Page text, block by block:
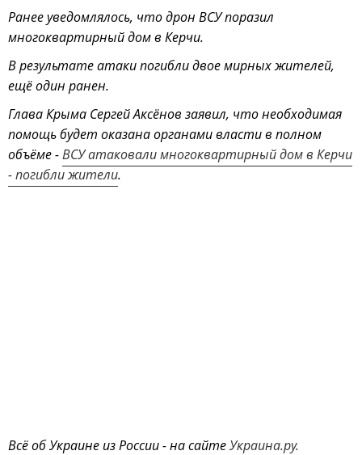
Ранее уведомлялось, что дрон ВСУ поразил
многоквартирный дом в Керчи.
В результате атаки погибли двое мирных жителей,
ещё один ранен.
Глава Крыма Сергей Аксёнов заявил, что необходимая
помощь будет оказана органами власти в полном
объёме -ВСУ атаковали многоквартирный дом в Керчи
- погибли жители.
Всё об Украине из России - на сайтеУкраина.ру.